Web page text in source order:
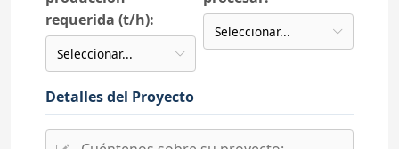
requerida (t/h):
Detalles del Proyecto